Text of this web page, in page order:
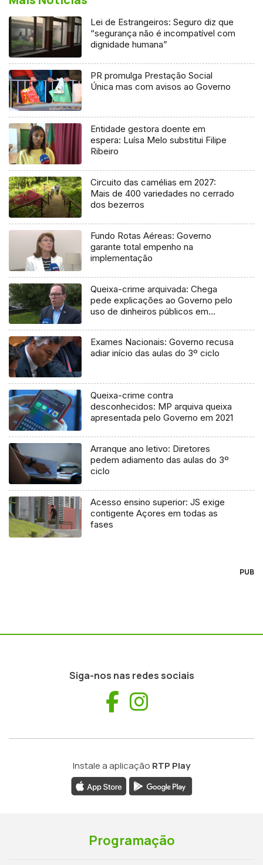
Lei de Estrangeiros: Seguro diz que
“segurança não é incompatível com
dignidade humana”
PR promulga Prestação Social
Única mas com avisos ao Governo
Entidade gestora doente em
espera: Luísa Melo substitui Filipe
Ribeiro
Circuito das camélias em 2027:
Mais de 400 variedades no cerrado
dos bezerros
Fundo Rotas Aéreas: Governo
garante total empenho na
implementação
Queixa-crime arquivada: Chega
pede explicações ao Governo pelo
uso de dinheiros públicos em
Exames Nacionais: Governo recusa
adiar início das aulas do 3º ciclo
Queixa-crime contra
desconhecidos: MP arquiva queixa
apresentada pelo Governo em 2021
Arranque ano letivo: Diretores
pedem adiamento das aulas do 3º
ciclo
Acesso ensino superior: JS exige
contigente Açores em todas as
fases
PUB
Siga-nos nas redes sociais
Facebook
Instale a aplicação RTP Play
Programação